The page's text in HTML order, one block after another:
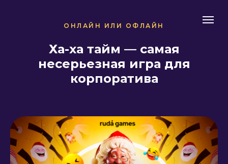
ОНЛАЙН ИЛИ ОФЛАЙН
Ха-ха тайм — самая
несерьезная игра для
корпоратива